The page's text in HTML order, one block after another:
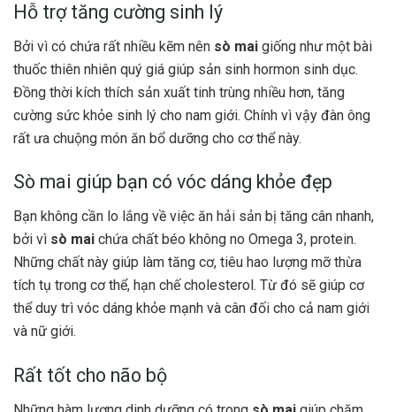
Hỗ trợ tăng cường sinh lý
Bởi vì có chứa rất nhiều kẽm nên sò mai giống như một bài
thuốc thiên nhiên quý giá giúp sản sinh hormon sinh dục.
Đồng thời kích thích sản xuất tinh trùng nhiều hơn, tăng
cường sức khỏe sinh lý cho nam giới. Chính vì vậy đàn ông
rất ưa chuộng món ăn bổ dưỡng cho cơ thể này.
Sò mai giúp bạn có vóc dáng khỏe đẹp
Bạn không cần lo lắng về việc ăn hải sản bị tăng cân nhanh,
bởi vì sò mai chứa chất béo không no Omega 3, protein.
Những chất này giúp làm tăng cơ, tiêu hao lượng mỡ thừa
tích tụ trong cơ thể, hạn chế cholesterol. Từ đó sẽ giúp cơ
thể duy trì vóc dáng khỏe mạnh và cân đối cho cả nam giới
và nữ giới.
Rất tốt cho não bộ